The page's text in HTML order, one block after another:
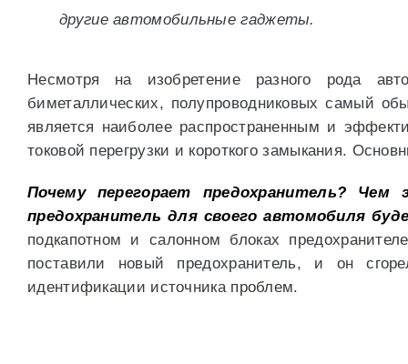
другие автомобильные гаджеты.
Несмотря на изобретение разного рода
биметаллических, полупроводниковых самый
является наиболее распространенным и
токовой перегрузки и короткого замыкания.
Почему перегорает предохранитель?
предохранитель для своего автомобиля
подкапотном и салонном блоках
поставили новый предохранитель, и он
идентификации источника проблем.